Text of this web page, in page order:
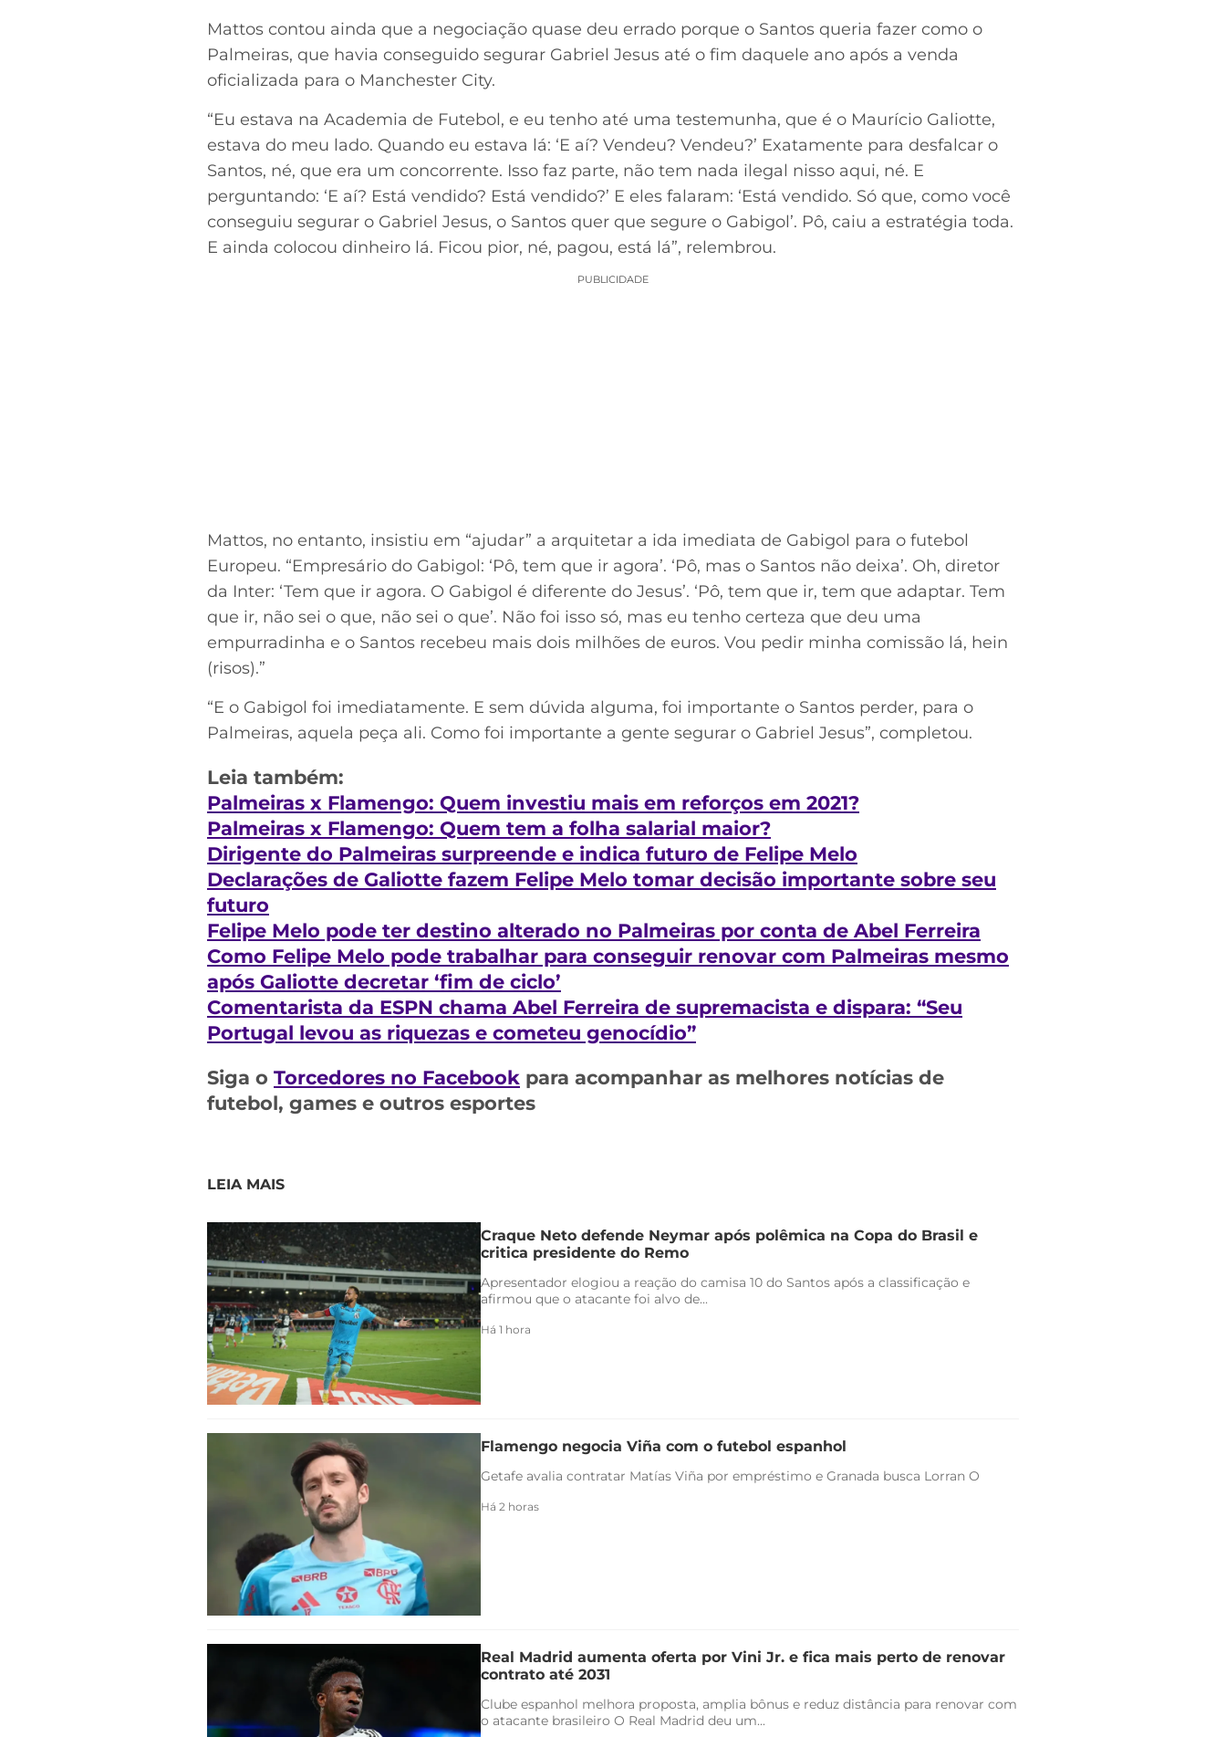
Mattos contou ainda que a negociação quase deu errado porque o Santos queria fazer como o
Palmeiras, que havia conseguido segurar Gabriel Jesus até o fim daquele ano após a venda
oficializada para o Manchester City.
“Eu estava na Academia de Futebol, e eu tenho até uma testemunha, que é o Maurício Galiotte,
estava do meu lado. Quando eu estava lá: ‘E aí? Vendeu? Vendeu?’ Exatamente para desfalcar o
Santos, né, que era um concorrente. Isso faz parte, não tem nada ilegal nisso aqui, né. E
perguntando: ‘E aí? Está vendido? Está vendido?’ E eles falaram: ‘Está vendido. Só que, como você
conseguiu segurar o Gabriel Jesus, o Santos quer que segure o Gabigol’. Pô, caiu a estratégia toda.
E ainda colocou dinheiro lá. Ficou pior, né, pagou, está lá”, relembrou.
PUBLICIDADE
Mattos, no entanto, insistiu em “ajudar” a arquitetar a ida imediata de Gabigol para o futebol
Europeu. “Empresário do Gabigol: ‘Pô, tem que ir agora’. ‘Pô, mas o Santos não deixa’. Oh, diretor
da Inter: ‘Tem que ir agora. O Gabigol é diferente do Jesus’. ‘Pô, tem que ir, tem que adaptar. Tem
que ir, não sei o que, não sei o que’. Não foi isso só, mas eu tenho certeza que deu uma
empurradinha e o Santos recebeu mais dois milhões de euros. Vou pedir minha comissão lá, hein
(risos).”
“E o Gabigol foi imediatamente. E sem dúvida alguma, foi importante o Santos perder, para o
Palmeiras, aquela peça ali. Como foi importante a gente segurar o Gabriel Jesus”, completou.
Leia também:
Palmeiras x Flamengo: Quem investiu mais em reforços em 2021?
Palmeiras x Flamengo: Quem tem a folha salarial maior?
Dirigente do Palmeiras surpreende e indica futuro de Felipe Melo
Declarações de Galiotte fazem Felipe Melo tomar decisão importante sobre seu
futuro
Felipe Melo pode ter destino alterado no Palmeiras por conta de Abel Ferreira
Como Felipe Melo pode trabalhar para conseguir renovar com Palmeiras mesmo
após Galiotte decretar ‘fim de ciclo’
Comentarista da ESPN chama Abel Ferreira de supremacista e dispara: “Seu
Portugal levou as riquezas e cometeu genocídio”
Siga o Torcedores no Facebook para acompanhar as melhores notícias de
futebol, games e outros esportes
LEIA MAIS
Craque Neto defende Neymar após polêmica na Copa do Brasil e
critica presidente do Remo
Apresentador elogiou a reação do camisa 10 do Santos após a classificação e
afirmou que o atacante foi alvo de...
Há 1 hora
Flamengo negocia Viña com o futebol espanhol
Getafe avalia contratar Matías Viña por empréstimo e Granada busca Lorran O
Há 2 horas
Real Madrid aumenta oferta por Vini Jr. e fica mais perto de renovar
contrato até 2031
Clube espanhol melhora proposta, amplia bônus e reduz distância para renovar com
o atacante brasileiro O Real Madrid deu um...